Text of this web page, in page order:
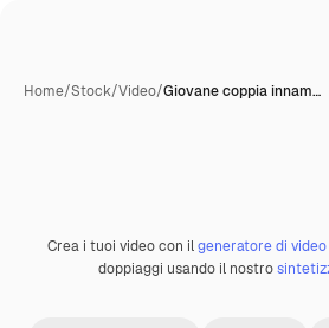
Home/Stock/Video/Giovane coppia innam…
Premium
Crea i tuoi video con ilgeneratore di video
doppiaggi usando il nostro